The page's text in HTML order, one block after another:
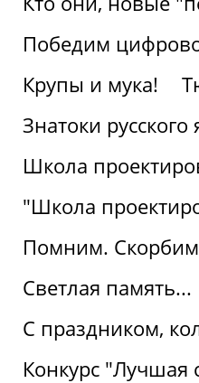
Победим
Крупы и мука!
Знатоки русского
Школа
"Школа
Помним.
Светлая память...
С праздником,
Конкурс "Лучшая